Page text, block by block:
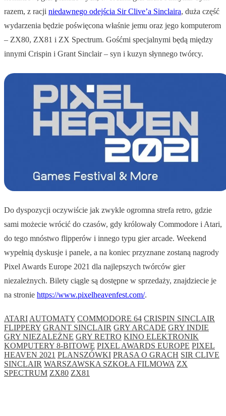
razem, z racji niedawnego odejścia Sir Clive’a Sinclaira, duża część
wydarzenia będzie poświęcona właśnie jemu oraz jego komputerom
– ZX80, ZX81 i ZX Spectrum. Gośćmi specjalnymi będą między
innymi Crispin i Grant Sinclair – syn i kuzyn słynnego twórcy.
Do dyspozycji oczywiście jak zwykle ogromna strefa retro, gdzie
sami możecie wrócić do czasów, gdy królowały Commodore i Atari,
do tego mnóstwo flipperów i innego typu gier arcade. Weekend
wypełnią dyskusje i panele, a na koniec przyznane zostaną nagrody
Pixel Awards Europe 2021 dla najlepszych twórców gier
niezależnych. Bilety ciągle są dostępne w sprzedaży, znajdziecie je
na stronie https://www.pixelheavenfest.com/.
ATARI AUTOMATY COMMODORE 64 CRISPIN SINCLAIR
FLIPPERY GRANT SINCLAIR GRY ARCADE GRY INDIE
GRY NIEZALEŻNE GRY RETRO KINO ELEKTRONIK
KOMPUTERY 8-BITOWE PIXEL AWARDS EUROPE PIXEL
HEAVEN 2021 PLANSZÓWKI PRASA O GRACH SIR CLIVE
SINCLAIR WARSZAWSKA SZKOŁA FILMOWA ZX
SPECTRUM ZX80 ZX81